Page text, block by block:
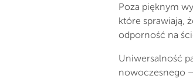
Poza pięknym
które sprawiają,
odporność na
Uniwersalność
nowoczesnego